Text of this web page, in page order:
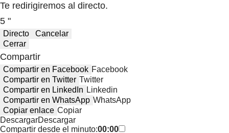
Te redirigiremos al directo.
5 "
Directo
Cancelar
Cerrar
Compartir
Compartir en Facebook Facebook
Compartir en Twitter Twitter
Compartir en LinkedIn Linkedin
Compartir en WhatsApp WhatsApp
Copiar enlace Copiar
DescargarDescargar
Compartir desde el minuto:00:00